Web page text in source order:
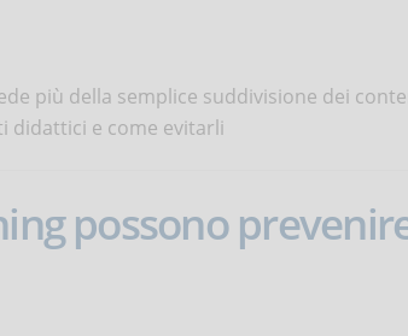
più della semplice suddivisione dei
didattici e come evitarli
possono